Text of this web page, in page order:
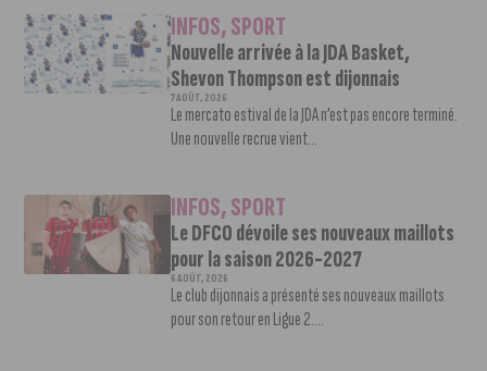
INFOS,SPORT
Nouvelle arrivée à la JDA Basket,
Shevon Thompson est dijonnais
7 AOÛT, 2026
Le mercato estival de la JDA n’est pas encore terminé.
Une nouvelle recrue vient...
INFOS,SPORT
Le DFCO dévoile ses nouveaux maillots
pour la saison 2026-2027
6 AOÛT, 2026
Le club dijonnais a présenté ses nouveaux maillots
pour son retour en Ligue 2....